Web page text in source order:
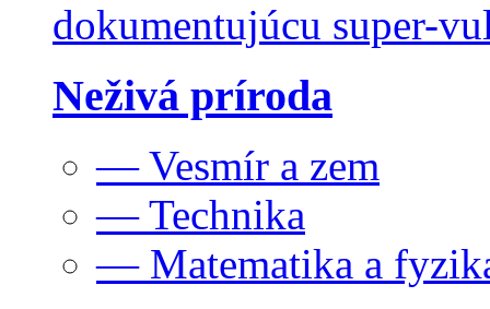
dokumentujúcu super-
Neživá príroda
— Vesmír a zem
— Technika
— Matematika a